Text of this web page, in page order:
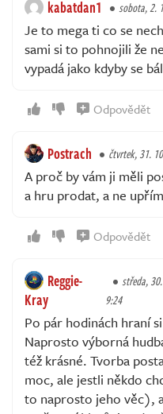
kabatdan1 sobota, 2.
Je to mega ti co se
sami si to pohnojili že
vypadá jako kdyby se
Odpovědět
Postrach čtvrtek, 31.
A proč by vám ji měli
a hru prodat, a ne
Odpovědět
Reggie-
Kray
středa,
9:24
Po pár hodinách hraní
Naprosto výborná
též krásné. Tvorba
moc, ale jestli někdo
to naprosto jeho věc),